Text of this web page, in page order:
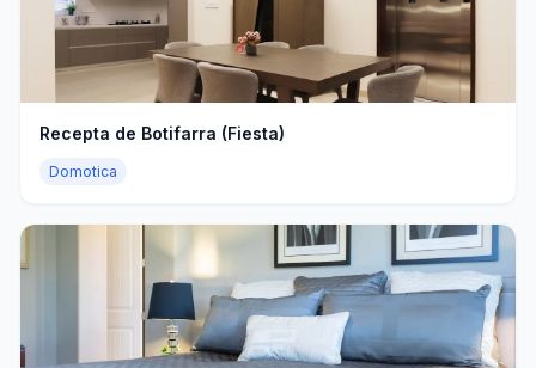
Recepta de Botifarra (Fiesta)
Domotica